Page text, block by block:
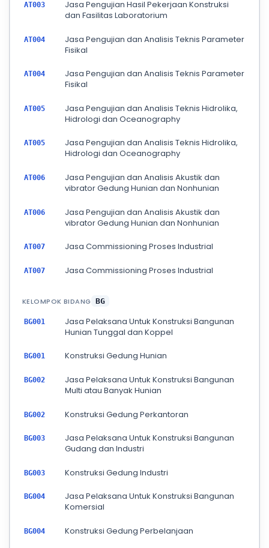
AT003
Jasa Pengujian Hasil Pekerjaan Konstruksi
dan Fasilitas Laboratorium
AT004
Jasa Pengujian dan Analisis Teknis Parameter
Fisikal
AT004
Jasa Pengujian dan Analisis Teknis Parameter
Fisikal
AT005
Jasa Pengujian dan Analisis Teknis Hidrolika,
Hidrologi dan Oceanography
AT005
Jasa Pengujian dan Analisis Teknis Hidrolika,
Hidrologi dan Oceanography
AT006
Jasa Pengujian dan Analisis Akustik dan
vibrator Gedung Hunian dan Nonhunian
AT006
Jasa Pengujian dan Analisis Akustik dan
vibrator Gedung Hunian dan Nonhunian
AT007 Jasa Commissioning Proses Industrial
AT007 Jasa Commissioning Proses Industrial
KELOMPOK BIDANG BG
BG001
Jasa Pelaksana Untuk Konstruksi Bangunan
Hunian Tunggal dan Koppel
BG001 Konstruksi Gedung Hunian
BG002
Jasa Pelaksana Untuk Konstruksi Bangunan
Multi atau Banyak Hunian
BG002 Konstruksi Gedung Perkantoran
BG003
Jasa Pelaksana Untuk Konstruksi Bangunan
Gudang dan Industri
BG003 Konstruksi Gedung Industri
BG004
Jasa Pelaksana Untuk Konstruksi Bangunan
Komersial
BG004 Konstruksi Gedung Perbelanjaan